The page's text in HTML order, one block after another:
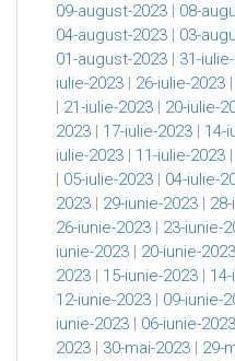
09-august-2023 | 08-
04-august-2023 | 03-
01-august-2023 | 31-
iulie-2023 | 26-iulie-2023 |
| 21-iulie-2023 | 20-iulie-
2023 | 17-iulie-2023 | 14-
iulie-2023 | 11-iulie-2023 |
| 05-iulie-2023 | 04-iulie-
2023 | 29-iunie-2023 |
26-iunie-2023 | 23-iunie-
iunie-2023 | 20-iunie-2023
2023 | 15-iunie-2023 |
12-iunie-2023 | 09-iunie-
iunie-2023 | 06-iunie-2023
2023 | 30-mai-2023 | 29-